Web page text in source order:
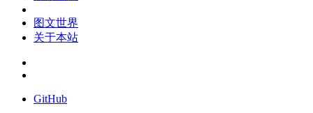
图文世界
关于本站
GitHub